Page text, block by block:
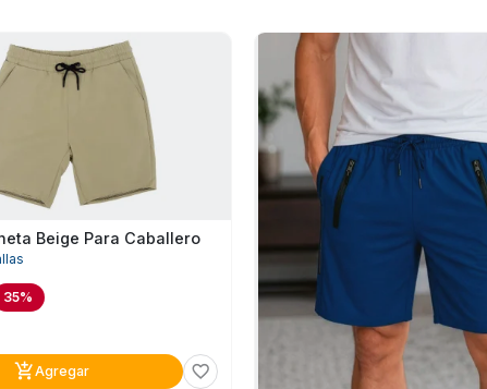
Beige Para Caballero
35%
add_shopping_cartAgregar favorite_border